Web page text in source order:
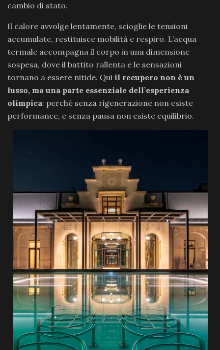
cambio di stato.
Il calore avvolge lentamente, scioglie le tensioni
accumulate, restituisce mobilità e respiro. L’acqua
termale accompagna il corpo in una dimensione
sospesa, dove il battito rallenta e le sensazioni
tornano a essere nitide. Qui il recupero non è un
lusso, ma una parte essenziale dell’esperienza
olimpica: perché senza rigenerazione non esiste
performance, e senza pausa non esiste equilibrio.